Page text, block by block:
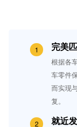
完美
根据各
车零件
而实现
复。
就近